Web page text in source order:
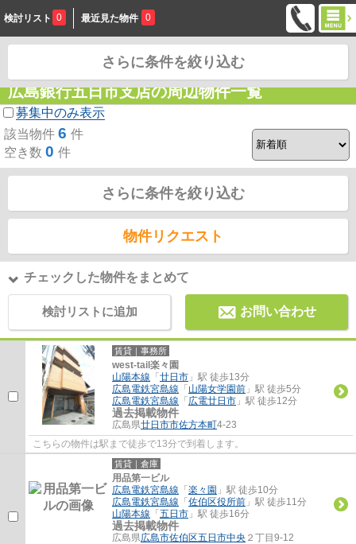
検討リスト 0 最近見た物件 0
広島銀行五日市支店の周辺物件一覧
募集中のみ表示
該当物件 6 件
空き数 0 件
さらに条件を絞り込む
物件リクエスト
チェックした物件をまとめて
検討リストに追加 お問い合わせ
賃貸｜事務所
west-tail楽々園
山陽本線 「 廿日市 」駅 徒歩13分
広島電鉄宮島線 「 山陽女学園前 」駅 徒歩5分
広島電鉄宮島線 「 広電廿日市 」駅 徒歩12分
過去掲載物件
広島県廿日市市佐方本町4-23
こちらの物件は駅まで徒歩で13分で到着します。
賃貸｜倉庫
用品第一ビル
広島電鉄宮島線 「 楽々園 」駅 徒歩10分
広島電鉄宮島線 「 佐伯区役所前 」駅 徒歩11分
山陽本線 「 五日市 」駅 徒歩16分
過去掲載物件
広島県広島市佐伯区五日市中央 ２丁目9-12
さらに条件を絞り込む